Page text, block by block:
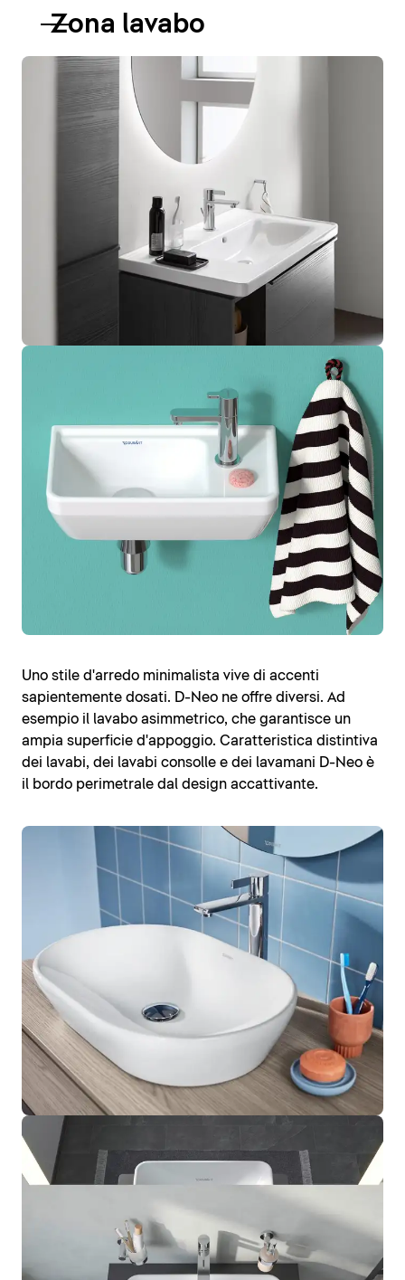
Zona lavabo
Uno stile d'arredo minimalista vive di accenti
sapientemente dosati. D-Neo ne offre diversi. Ad
esempio il lavabo asimmetrico, che garantisce un
ampia superficie d'appoggio. Caratteristica distintiva
dei lavabi, dei lavabi consolle e dei lavamani D-Neo è
il bordo perimetrale dal design accattivante.